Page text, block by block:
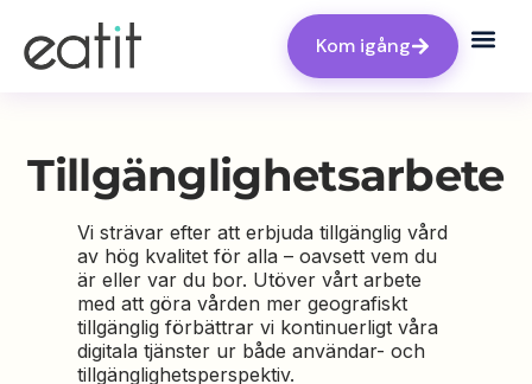
Kom igång
Tillgänglighetsarbete
Vi strävar efter att erbjuda tillgänglig vård
av hög kvalitet för alla – oavsett vem du
är eller var du bor. Utöver vårt arbete
med att göra vården mer geografiskt
tillgänglig förbättrar vi kontinuerligt våra
digitala tjänster ur både användar- och
tillgänglighetsperspektiv.